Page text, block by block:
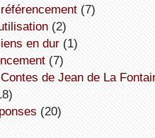
(7)
(2)
en dur(1)
(7)
Contes de Jean de La
(20)